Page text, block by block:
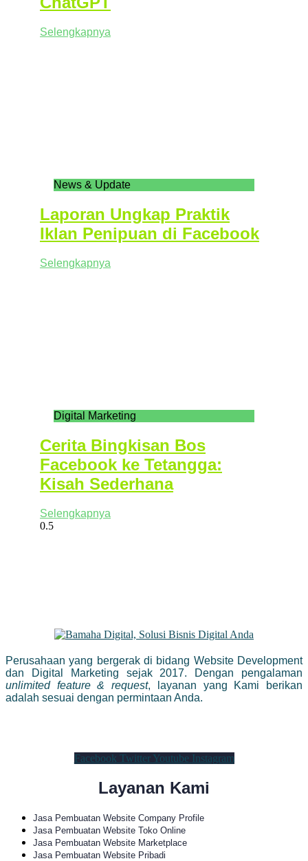
Selengkapnya
News & Update
Laporan Ungkap Praktik
Iklan Penipuan di Facebook
Selengkapnya
Digital Marketing
Cerita Bingkisan Bos
Facebook ke Tetangga:
Kisah Sederhana
Selengkapnya
Perusahaan yang bergerak di bidang Website Development
dan Digital Marketing sejak 2017. Dengan pengalaman
unlimited feature & request, layanan yang Kami berikan
adalah sesuai dengan permintaan Anda.
Facebook Twitter Youtube Instagram
Layanan Kami
Jasa Pembuatan Website Company Profile
Jasa Pembuatan Website Toko Online
Jasa Pembuatan Website Marketplace
Jasa Pembuatan Website Pribadi